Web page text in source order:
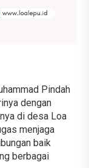
Pindah
dengan
di desa Loa
menjaga
baik
berbagai